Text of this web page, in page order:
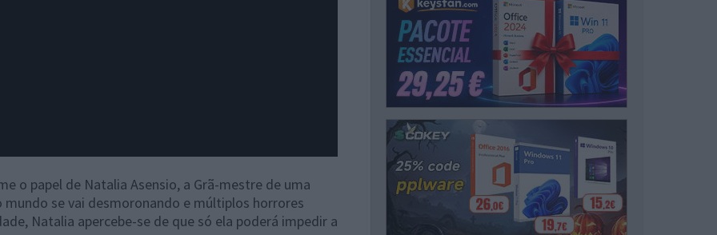
o papel de Natalia Asensio, a Grã-mestre de uma
se vai desmoronando e múltiplos horrores
Natalia apercebe-se de que só ela poderá impedir a